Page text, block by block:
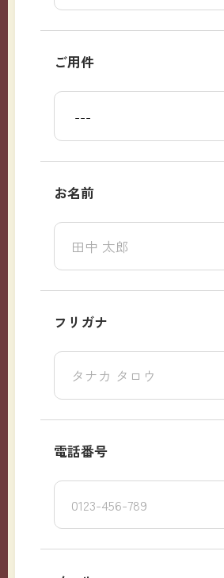
ご用件
お名前
フリガナ
電話番号